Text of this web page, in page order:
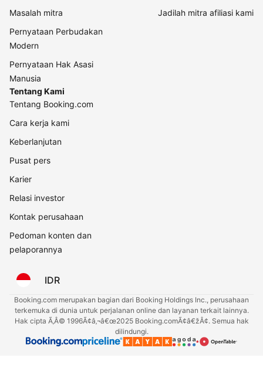
Masalah mitra
Pernyataan Perbudakan
Modern
Pernyataan Hak Asasi
Manusia
Jadilah mitra afiliasi kami
Tentang Kami
Tentang Booking.com
Cara kerja kami
Keberlanjutan
Pusat pers
Karier
Relasi investor
Kontak perusahaan
Pedoman konten dan
pelaporannya
IDR
Booking.com merupakan bagian dari Booking Holdings Inc., perusahaan
terkemuka di dunia untuk perjalanan online dan layanan terkait lainnya.
Hak cipta Ã‚Â© 1996Ã¢â‚¬â€œ2025 Booking.comÃ¢â€žÂ¢. Semua hak
dilindungi.